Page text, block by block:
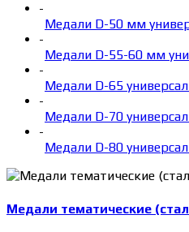
-
Медали D-50 мм
-
Медали D-55-60 мм
-
Медали D-65
-
Медали D-70
-
Медали D-80
Медали тематические